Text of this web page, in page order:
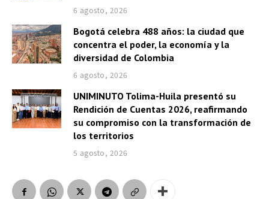
6 agosto, 2026
Bogotá celebra 488 años: la ciudad que
concentra el poder, la economía y la
diversidad de Colombia
6 agosto, 2026
UNIMINUTO Tolima-Huila presentó su
Rendición de Cuentas 2026, reafirmando
su compromiso con la transformación de
los territorios
5 agosto, 2026